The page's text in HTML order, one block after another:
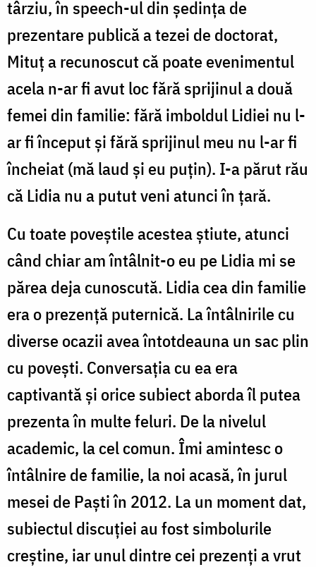
târziu, în speech-ul din ședința de
prezentare publică a tezei de doctorat,
Mituț a recunoscut că poate evenimentul
acela n-ar fi avut loc fără sprijinul a două
femei din familie: fără imboldul Lidiei nu l-
ar fi început și fără sprijinul meu nu l-ar fi
încheiat (mă laud și eu puțin). I-a părut rău
că Lidia nu a putut veni atunci în țară.
Cu toate poveștile acestea știute, atunci
când chiar am întâlnit-o eu pe Lidia mi se
părea deja cunoscută. Lidia cea din familie
era o prezență puternică. La întâlnirile cu
diverse ocazii avea întotdeauna un sac plin
cu povești. Conversația cu ea era
captivantă și orice subiect aborda îl putea
prezenta în multe feluri. De la nivelul
academic, la cel comun. Îmi amintesc o
întâlnire de familie, la noi acasă, în jurul
mesei de Paști în 2012. La un moment dat,
subiectul discuției au fost simbolurile
creștine, iar unul dintre cei prezenți a vrut